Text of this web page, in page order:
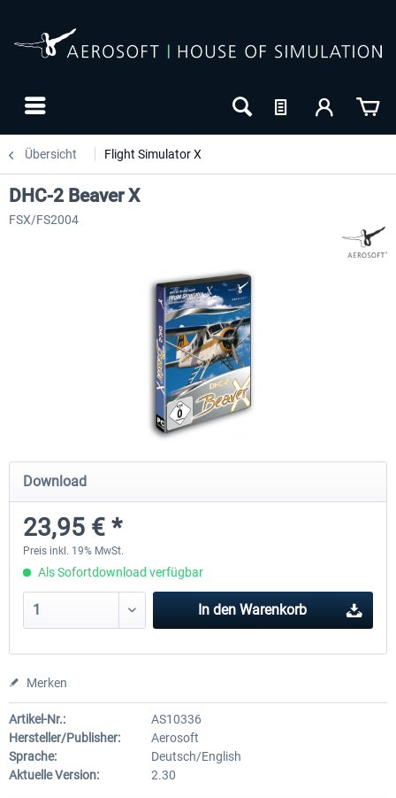
Übersicht Flight Simulator X
Airbus A320/A321
42,33 € *
Airbus Bundle
DHC-2 Beaver X
FSX/FS2004
Download
23,95 € *
Preis inkl. 19% MwSt.
Als Sofortdownload verfügbar
In den Warenkorb
Merken
Artikel-Nr.:
AS10336
Hersteller/Publisher:
Aerosoft
Sprache:
Deutsch/English
Aktuelle Version:
2.30